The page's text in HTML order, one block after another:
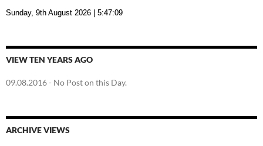
Sunday, 9th August 2026 | 5:47:10
VIEW TEN YEARS AGO
09.08.2016- No Post on this Day.
ARCHIVE VIEWS